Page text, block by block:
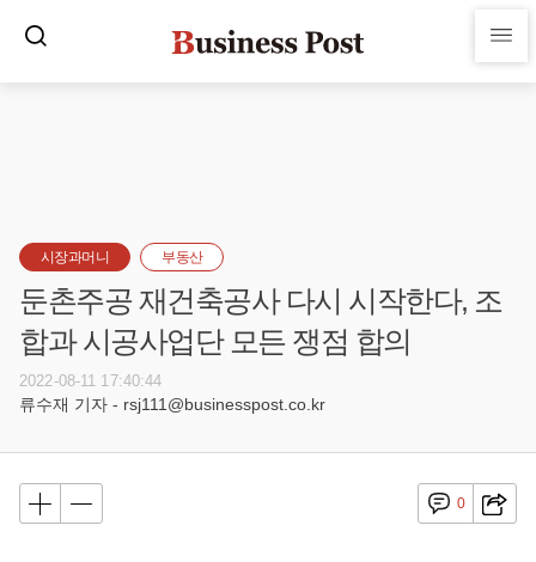
시장과머니 부동산
둔촌주공 재건축공사 다시 시작한다, 조
합과 시공사업단 모든 쟁점 합의
2022-08-11 17:40:44
류수재 기자 - rsj111@businesspost.co.kr
0